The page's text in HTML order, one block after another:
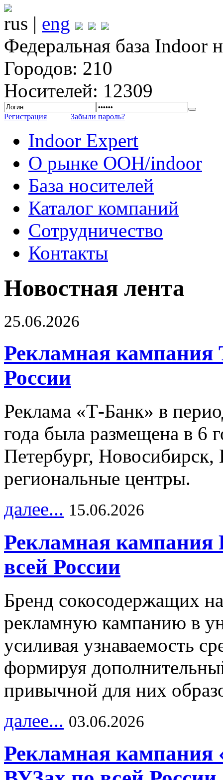
rus | eng
Федеральная база Indoor
Городов: 210
Носителей: 12309
Регистрация Забыли пароль?
Indoor Expert
О рынке OOH/indoor
База носителей
Каталог компаний
Сотрудничество
Контакты
Новостная лента
25.06.2026
Рекламная кампания
России
Реклама «Т-Банк» в
года была размещена в 6
Петербург,
региональные центры.
далее... 15.06.2026
Рекламная
всей России
Бренд сокосодержащих
рекламную кампанию в
усиливая узнаваемость
формируя
привычной для них
далее... 03.06.2026
Рекламная кампания